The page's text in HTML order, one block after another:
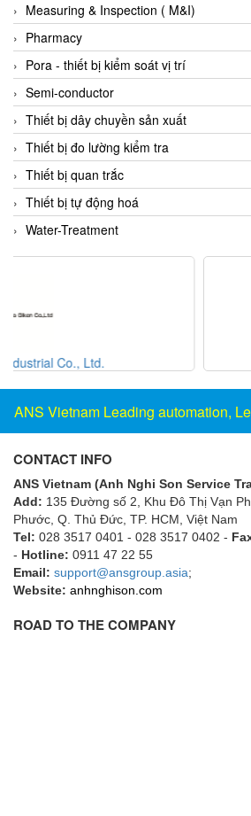
DSTI
DUCATI
Duclean
Dukin Besko
Dunkermotoren
Durag
Dwyer
DYH
Earthtech
EBMPAPST
ECKERLE
Ecom-EX
ECONEX
Edward
EES
EGE Elektronik
Eilersen Vietnam
Ekstrom-Carlson
Measuring & Inspection ( M&I)
Pharmacy
Pora - thiết bị kiểm soát vị trí
Semi-conductor
Thiết bị dây chuyền sản xuất
Thiết bị đo lường kiểm tra
Thiết bị quan trắc
Thiết bị tự động hoá
Water-Treatment
ANS Vietnam Leading automation,
CONTACT INFO
ANS Vietnam (Anh Nghi Son Service
Add: 135 Đường số 2, Khu Đô Thị Vạn
Phước, Q. Thủ Đức, TP. HCM , Việt Nam
Tel: 028 3517 0401 - 028 3517 0402 -
- Hotline: 0911 47 22 55
Email: support@ansgroup.asia;
Website: anhnghison.com
ROAD TO THE COMPANY